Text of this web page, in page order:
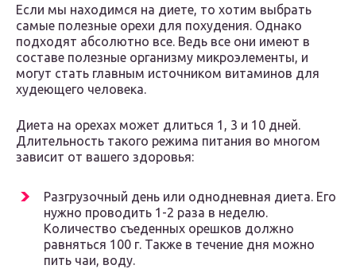
Если мы находимся на диете, то хотим выбрать
самые полезные орехи для похудения. Однако
подходят абсолютно все. Ведь все они имеют в
составе полезные организму микроэлементы, и
могут стать главным источником витаминов для
худеющего человека.
Диета на орехах может длиться 1, 3 и 10 дней.
Длительность такого режима питания во многом
зависит от вашего здоровья:
Разгрузочный день или однодневная диета. Его
нужно проводить 1-2 раза в неделю.
Количество съеденных орешков должно
равняться 100 г. Также в течение дня можно
пить чаи, воду.